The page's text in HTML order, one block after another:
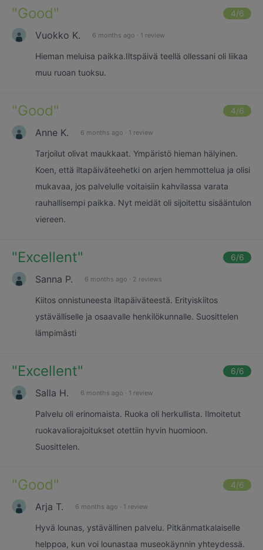
"Good" 4/6
Vuokko K. 6 months ago · 1 review
Hieman meluisa paikka.Iltspäivä teellä ollessani oli liikaa
muu ruoan tuoksu.
"Good" 4/6
Anne K. 6 months ago · 1 review
Tarjoilut olivat maukkaat. Ympäristö hieman hälyinen.
Koen, että iltapäiväteehetki on arjen hemmottelua ja olisi
mukavaa, jos palvelulle voitaisiin kahvilassa varata
rauhallisempi paikka. Nyt meidät oli sijoitettu sisääntulon
viereen.
"Excellent" 6/6
Sanna P. 6 months ago · 2 reviews
Kiitos onnistuneesta iltapäiväteestä. Erityiskiitos
ystävälliselle ja osaavalle henkilökunnalle. Suosittelen
lämpimästi
"Excellent" 6/6
Salla H. 6 months ago · 1 review
Palvelu oli erinomaista. Ruoka oli herkullista. Ilmoitetut
ruokavaliorajoitukset otettiin hyvin huomioon.
Suosittelen.
"Good" 4/6
Arja T. 6 months ago · 1 review
Hyvä lounas, ystävällinen palvelu. Pitkänmatkalaiselle
helppoa, kun voi lounastaa museokäynnin yhteydessä.